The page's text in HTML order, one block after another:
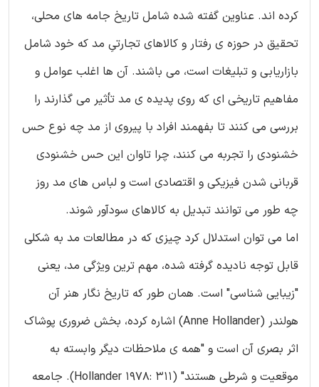
کرده اند. عناوین گفته شده شامل تاریخ جامه های محلی،
تحقیق در حوزه ی رفتار و کالاهای تجارتیِ مد که خود شامل
بازاریابی و تبلیغات است، می باشند. آن ها اغلب عوامل و
مفاهیم تاریخی ای که روی پدیده ی مد تأثیر می گذارند را
بررسی می کنند تا بفهمند افراد با پیروی از مد چه نوع حس
خشنودی را تجربه می کنند، چرا تاوان این حس خشنودی
قربانی شدن فیزیکی و اقتصادی است و لباس های مد روز
چه طور می توانند تبدیل به کالاهای سودآور شوند.
اما می توان استدلال کرد چیزی که در مطالعات مد به شکلی
قابل توجه نادیده گرفته شده، مهم ترین ویژگی مد، یعنی
"زیبایی شناسی" است. همان طور که تاریخ نگار هنر آن
هولندر (Anne Hollander) اشاره کرده، بخش ضروری پوشاک
اثر بصری آن است و "همه ی ملاحظات دیگر وابسته به
موقعیت و شرطی هستند" (Hollander 1978: 311). جامعه